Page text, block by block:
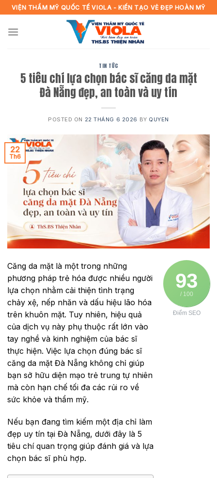
Skip
to
content
VIỆN THẨM MỸ QUỐC TẾ VIOLA - KIẾN TẠO VẺ ĐẸP HOÀN MỸ
TIN TỨC
5 tiêu chí lựa chọn bác sĩ căng da mặt
Đà Nẵng đẹp, an toàn và uy tín
POSTED ON 22 THÁNG 6 2026 BY QUYEN
22
Th6
93
/ 100
Điểm SEO
Căng da mặt là một trong những
phương pháp trẻ hóa được nhiều người
lựa chọn nhằm cải thiện tình trạng
chảy xệ, nếp nhăn và dấu hiệu lão hóa
trên khuôn mặt. Tuy nhiên, hiệu quả
của dịch vụ này phụ thuộc rất lớn vào
tay nghề và kinh nghiệm của bác sĩ
thực hiện. Việc lựa chọn đúng bác sĩ
căng da mặt Đà Nẵng không chỉ giúp
bạn sở hữu diện mạo trẻ trung tự nhiên
mà còn hạn chế tối đa các rủi ro về
sức khỏe và thẩm mỹ.
Nếu bạn đang tìm kiếm một địa chỉ làm
đẹp uy tín tại Đà Nẵng, dưới đây là 5
tiêu chí quan trọng giúp đánh giá và lựa
chọn bác sĩ phù hợp.